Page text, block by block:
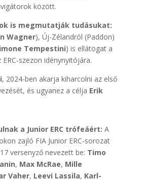
között.
is megmutatják tudásukat:
Wagner), Új-Zélandról (Paddon)
Tempestini) is ellátogat a
szezon idénynyitójára.
, 2024-ben akarja kiharcolni az első
és ugyanez a célja Erik
a Junior ERC trófeáért: A
zajló FIA Junior ERC-sorozat
versenyző nevezett be: Timo
, Max McRae, Mille
Vaher, Leevi Lassila, Karl-